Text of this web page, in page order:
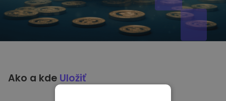
Ako a kde Uložiť